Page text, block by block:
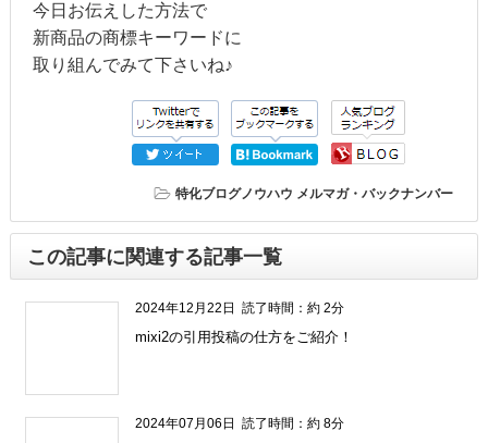
今日お伝えした方法で
新商品の商標キーワードに
取り組んでみて下さいね♪
特化ブログノウハウ メルマガ・バックナンバー
この記事に関連する記事一覧
2024年12月22日 読了時間：約 2分
mixi2の引用投稿の仕方をご紹介！
2024年07月06日 読了時間：約 8分